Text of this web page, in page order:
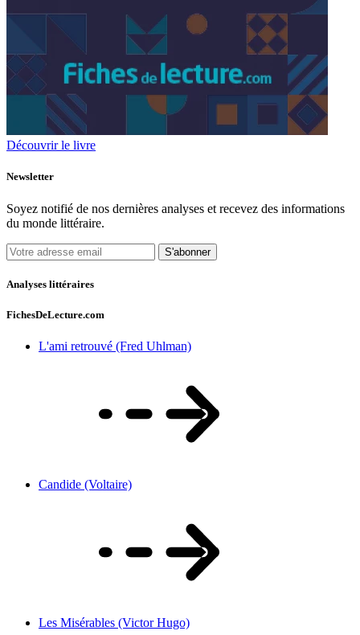
Découvrir le livre
Newsletter
Soyez notifié de nos dernières analyses et recevez des informations
du monde littéraire.
S'abonner
Analyses littéraires
FichesDeLecture.com
L'ami retrouvé (Fred Uhlman)
Candide (Voltaire)
Les Misérables (Victor Hugo)